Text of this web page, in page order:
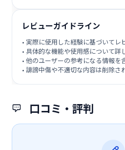
口コミ・評判
レビューガイドライン
• 実際に使用した経験に基づいてレ
• 具体的な機能や使用感について詳
• 他のユーザーの参考になる情報を
• 誹謗中傷や不適切な内容は削除さ